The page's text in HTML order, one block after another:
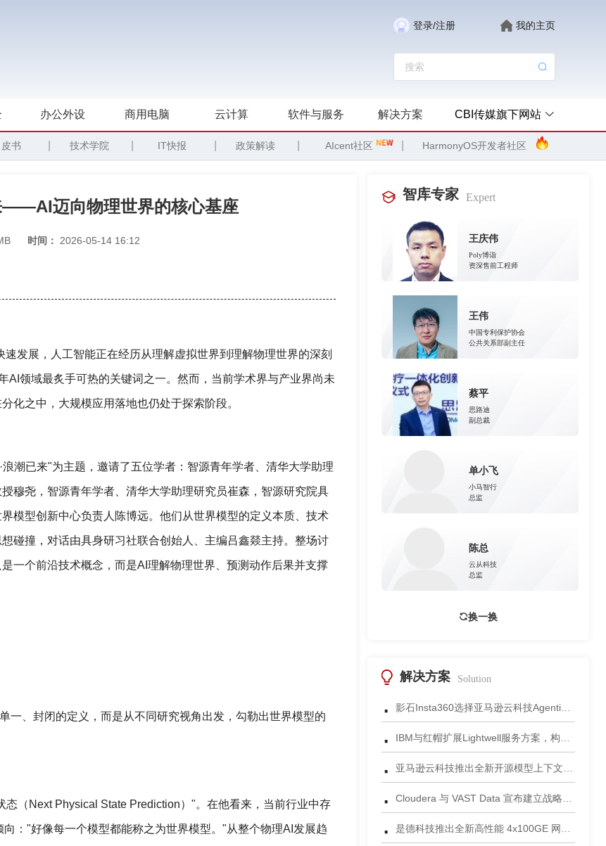
登录/注册 我的主页
办公外设 商用电脑 云计算 软件与服务 解决方案 CBI传媒旗下网站
书 技术学院 IT快报 政策解读 AIcent社区 HarmonyOS开发者社区
——AI迈向物理世界的核心基座
时间： 2026-05-14 16:12
发展，人工智能正在经历从理解虚拟世界到理解物理世界的深刻
AI领域最炙手可热的关键词之一。然而，当前学术界与产业界尚未
化之中，大规模应用落地也仍处于探索阶段。
潮已来"为主题，邀请了五位学者：智源青年学者、清华大学助理
穆尧，智源青年学者、清华大学助理研究员崔森，智源研究院具
模型创新中心负责人陈博远。他们从世界模型的定义本质、技术
碰撞，对话由具身研习社联合创始人、主编吕鑫燚主持。整场讨
一个前沿技术概念，而是AI理解物理世界、预测动作后果并支撑
一、封闭的定义，而是从不同研究视角出发，勾勒出世界模型的
（Next Physical State Prediction）"。在他看来，当前行业中存
："好像每一个模型都能称之为世界模型。"从整个物理AI发展趋
智库专家 Expert
王庆伟
Poly博诣
资深售前工程师
王伟
中国专利保护协会
公共关系部副主任
蔡平
思路迪
副总裁
单小飞
小马智行
总监
陈总
云从科技
总监
换一换
解决方案 Solution
· 影石Insta360选择亚马逊云科技Agentic AI 正式发布一站式智能成片应用
·
·
·
·